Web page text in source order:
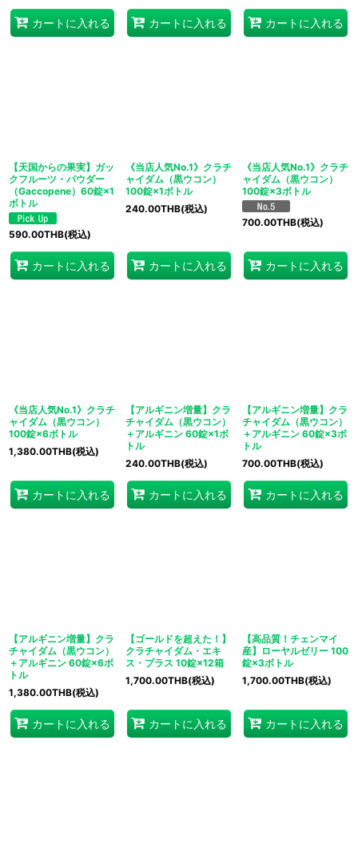
カートに入れる カートに入れる カートに入れる
【天国からの果実】ガッ
クフルーツ・パウダー
（Gaccopene）60錠×1
ボトル
590.00THB(税込)
カートに入れる
《当店人気No.1》クラチ
ャイダム（黒ウコン）
100錠×1ボトル
240.00THB(税込)
カートに入れる
《当店人気No.1》クラチ
ャイダム（黒ウコン）
100錠×3ボトル
700.00THB(税込)
カートに入れる
《当店人気No.1》クラチ
ャイダム（黒ウコン）
100錠×6ボトル
1,380.00THB(税込)
カートに入れる
【アルギニン増量】クラ
チャイダム（黒ウコン）
＋アルギニン 60錠×1ボ
トル
240.00THB(税込)
カートに入れる
【アルギニン増量】クラ
チャイダム（黒ウコン）
＋アルギニン 60錠×3ボ
トル
700.00THB(税込)
カートに入れる
【アルギニン増量】クラ
チャイダム（黒ウコン）
＋アルギニン 60錠×6ボ
トル
1,380.00THB(税込)
カートに入れる
【ゴールドを超えた！】
クラチャイダム・エキ
ス・プラス 10錠×12箱
1,700.00THB(税込)
カートに入れる
【高品質！チェンマイ
産】ローヤルゼリー 100
錠×3ボトル
1,700.00THB(税込)
カートに入れる